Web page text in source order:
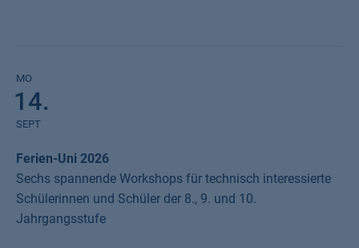
Weniger anzeigen
MO
14.
SEPT
Ferien-Uni 2026
Sechs spannende Workshops für technisch interessierte
Schülerinnen und Schüler der 8., 9. und 10.
Jahrgangsstufe